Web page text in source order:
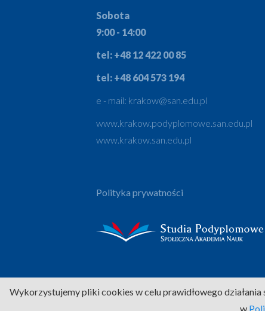
Sobota
9:00 - 14:00
tel: +48 12 422 00 85
tel: +48 604 573 194
e - mail: krakow@san.edu.pl
www.krakow.podyplomowe.san.edu.pl
www.krakow.san.edu.pl
Polityka prywatności
Wykorzystujemy pliki cookies w celu prawidłowego
w